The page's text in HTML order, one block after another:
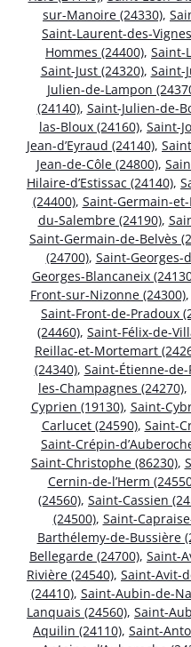
sur-Manoire (24330),
Saint-Laurent-des-
Hommes (24400), Saint-
Saint-Just (24320), Saint-
Julien-de-Lampon
(24140), Saint-Julien-de-
las-Bloux (24160), Saint-
Jean-d’Eyraud (24140),
Jean-de-Côle (24800),
Hilaire-d’Estissac (24140),
(24400), Saint-Germain-
du-Salembre (24190),
Saint-Germain-de-Belvès
(24700), Saint-Georges-
Georges-Blancaneix
Front-sur-Nizonne (24300),
Saint-Front-de-Pradoux
(24460), Saint-Félix-de-
Reillac-et-Mortemart
(24340), Saint-Étienne-
les-Champagnes (24270),
Cyprien (19130), Saint-
Carlucet (24590), Saint-
Saint-Crépin-
Saint-Christophe (86230),
Cernin-de-l’Herm
(24560), Saint-Cassien
(24500), Saint-
Barthélemy-de-Bussière
Bellegarde (24700), Saint-
Rivière (24540), Saint-Avit-
(24410), Saint-Aubin-de-
Lanquais (24560), Saint-
Aquilin (24110), Saint-